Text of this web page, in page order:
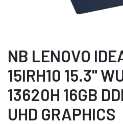
NB LENOVO
15IRH10 15.3"
13620H 16GB
UHD GRAPHICS